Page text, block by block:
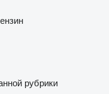
рубрики